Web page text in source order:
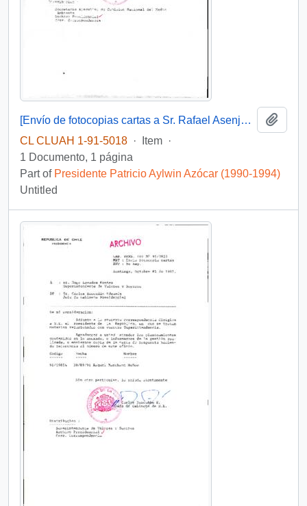
[Envío de fotocopias cartas a Sr. Rafael Asenjo Zegers Secretario Ejecutivo de comisión Nacional del Medio Ambiente]
CL CLUAH 1-91-5018 · Item ·
1 Documento, 1 página
Part of Presidente Patricio Aylwin Azócar (1990-1994)
Untitled